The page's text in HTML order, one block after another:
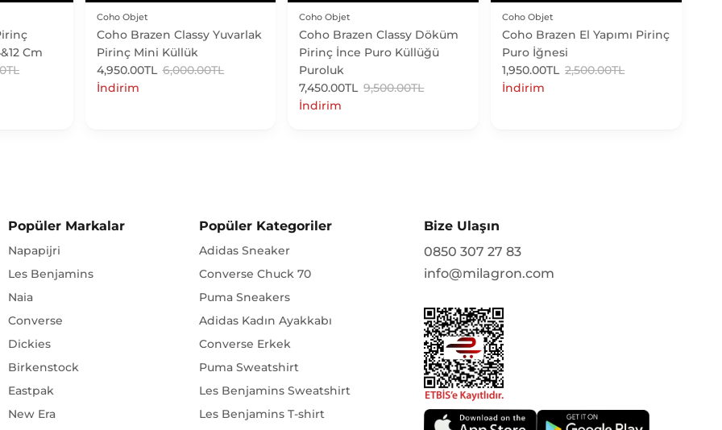
Cm
Coho Objet
Coho Brazen Classy Yuvarlak
Pirinç Mini Küllük
4,950.00TL 6,000.00TL
İndirim
Coho Objet
Coho Brazen Classy Döküm
Pirinç İnce Puro Küllüğü
Puroluk
7,450.00TL 9,500.00TL
İndirim
Coho Objet
Coho Brazen El Yapımı Pirinç
Puro İğnesi
1,950.00TL 2,500.00TL
İndirim
Popüler Markalar
Napapijri
Les Benjamins
Naia
Converse
Dickies
Birkenstock
Eastpak
New Era
Popüler Kategoriler
Adidas Sneaker
Converse Chuck 70
Puma Sneakers
Adidas Kadın Ayakkabı
Converse Erkek
Puma Sweatshirt
Les Benjamins Sweatshirt
Les Benjamins T-shirt
Bize Ulaşın
0850 307 27 83
info@milagron.com